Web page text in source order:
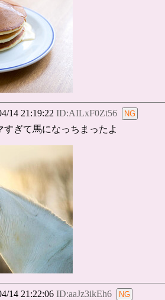
14 21:19:22 ID:AILxF0Zt56
すぎて馬になっちまったよ
14 21:22:06 ID:aaJz3ikEh6